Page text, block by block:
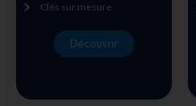
Clés sur mesure
Découvrir